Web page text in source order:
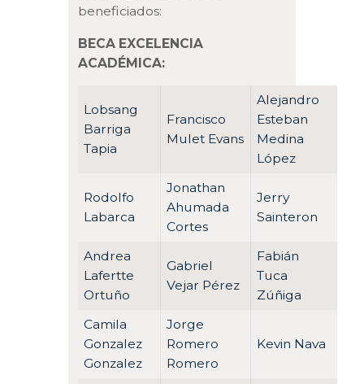
beneficiados:
BECA EXCELENCIA
ACADÉMICA:
Lobsang
Barriga
Tapia
Francisco
Mulet Evans
Alejandro
Esteban
Medina
López
Rodolfo
Labarca
Jonathan
Ahumada
Cortes
Jerry
Sainteron
Andrea
Lafertte
Ortuño
Gabriel
Vejar Pérez
Fabián
Tuca
Zúñiga
Camila
Gonzalez
Gonzalez
Jorge
Romero
Romero
Kevin Nava